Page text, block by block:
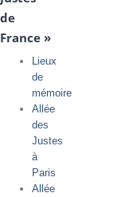
de
France »
Lieux
de
mémoire
Allée
des
Justes
à
Paris
Allée